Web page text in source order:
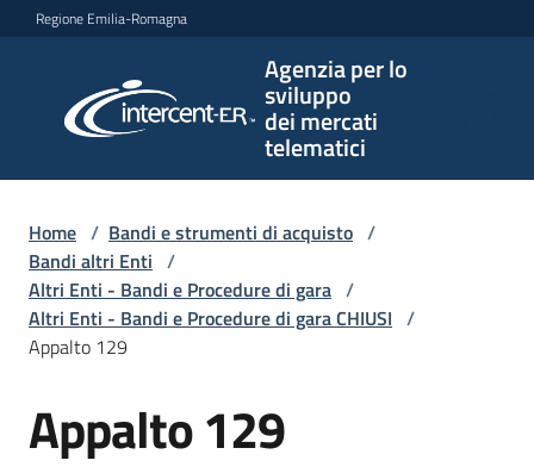
Vai al contenuto
Vai alla navigazione
Vai al footer
Regione Emilia-Romagna
Agenzia per lo
sviluppo
dei mercati
telematici
per lo
sviluppo
telematici
L'Agenzia
Bandi
Home / Bandi e strumenti di acquisto /
Bandi altri Enti /
Altri Enti - Bandi e Procedure di gara /
Altri Enti - Bandi e Procedure di gara CHIUSI /
Appalto 129
Salta al contenuto
Appalto 129